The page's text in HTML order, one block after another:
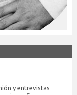
y entrevistas